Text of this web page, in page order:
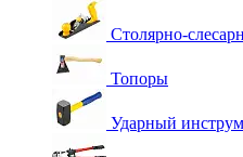
Столярно-
Топоры
Ударный